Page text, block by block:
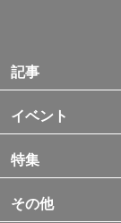
記事
イベント
特集
その他